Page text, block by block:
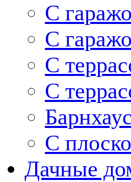
С
С
С
С
С
Дачные